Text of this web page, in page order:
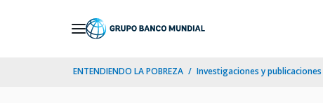
ENTENDIENDO LA POBREZA Investigaciones y